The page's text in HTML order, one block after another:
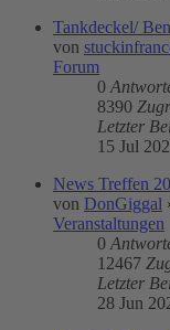
Tankdeckel/
von
Forum
0
8390
Letzter
15 Jul
News Treffen
von DonGiggal
Veranstaltungen
0
12467
Letzter
28 Jun